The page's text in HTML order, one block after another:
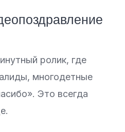
ролик, где
многодетные
Это всегда